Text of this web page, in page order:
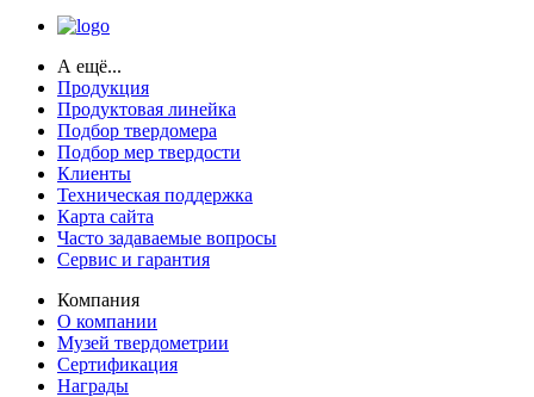
А ещё...
Продукция
Продуктовая линейка
Подбор твердомера
Подбор мер твердости
Клиенты
Техническая поддержка
Карта сайта
Часто задаваемые вопросы
Сервис и гарантия
Компания
О компании
Музей твердометрии
Сертификация
Награды